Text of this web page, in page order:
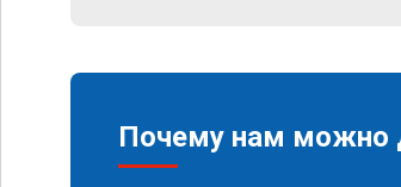
Почему нам можно